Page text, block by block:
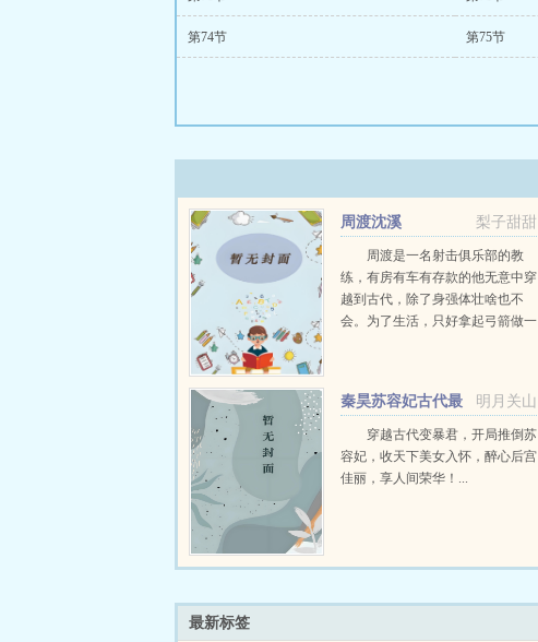
第74节 第75节
梨子甜甜
周渡沈溪
周渡是一名射击俱乐部的教
练，有房有车有存款的他无意中穿
越到古代，除了身强体壮啥也不
会。为了生活，只好拿起弓箭做一
渡看着山下的寥寥炊烟，以及那...
明月关山
秦昊苏容妃古代最
强昏君最新章节在线阅读
穿越古代变暴君，开局推倒苏
容妃，收天下美女入怀，醉心后宫
佳丽，享人间荣华！...
最新标签